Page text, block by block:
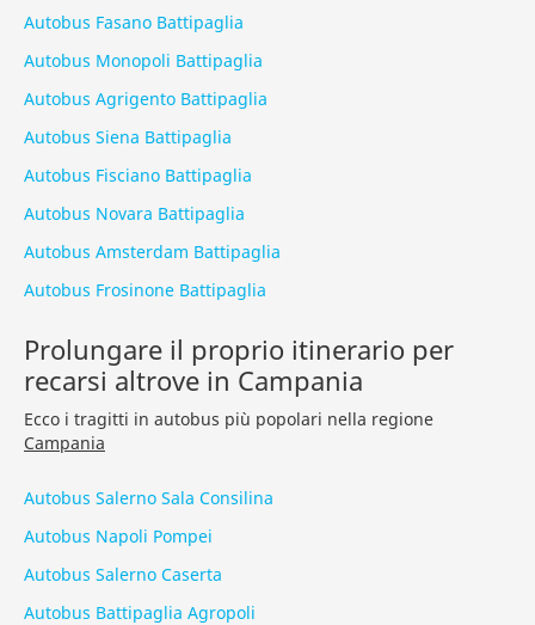
Autobus Fasano Battipaglia
Autobus Monopoli Battipaglia
Autobus Agrigento Battipaglia
Autobus Siena Battipaglia
Autobus Fisciano Battipaglia
Autobus Novara Battipaglia
Autobus Amsterdam Battipaglia
Autobus Frosinone Battipaglia
Prolungare il proprio itinerario per
recarsi altrove in Campania
Ecco i tragitti in autobus più popolari nella regione
Campania
Autobus Salerno Sala Consilina
Autobus Napoli Pompei
Autobus Salerno Caserta
Autobus Battipaglia Agropoli